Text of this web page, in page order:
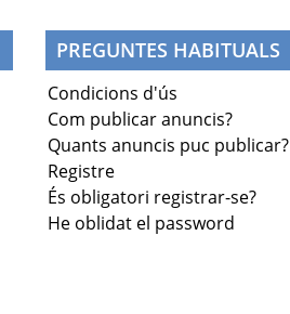
PREGUNTES HABITUALS
Condicions d'ús
Com publicar anuncis?
Quants anuncis puc publicar?
Registre
És obligatori registrar-se?
He oblidat el password